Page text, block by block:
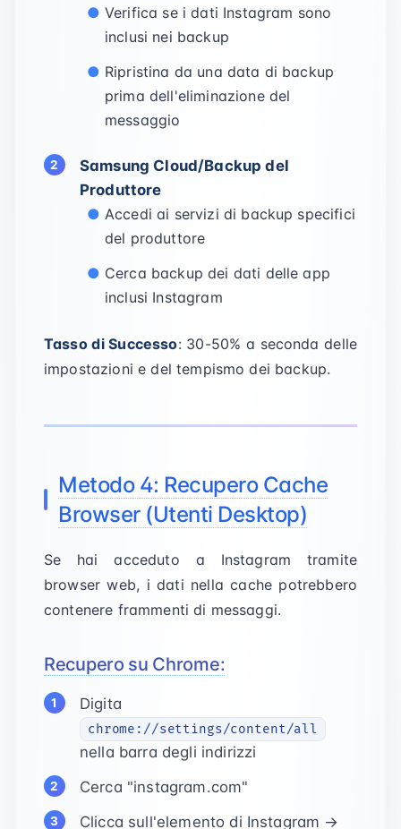
Verifica se i dati Instagram sono
inclusi nei backup
Ripristina da una data di backup
prima dell'eliminazione del
messaggio
Samsung Cloud/Backup del
Produttore
Accedi ai servizi di backup specifici
del produttore
Cerca backup dei dati delle app
inclusi Instagram
Tasso di Successo: 30-50% a seconda delle
impostazioni e del tempismo dei backup.
Metodo 4: Recupero Cache
Browser (Utenti Desktop)
Se hai acceduto a Instagram tramite
browser web, i dati nella cache potrebbero
contenere frammenti di messaggi.
Recupero su Chrome:
Digita
chrome://settings/content/all
nella barra degli indirizzi
Cerca "instagram.com"
Clicca sull'elemento di Instagram →